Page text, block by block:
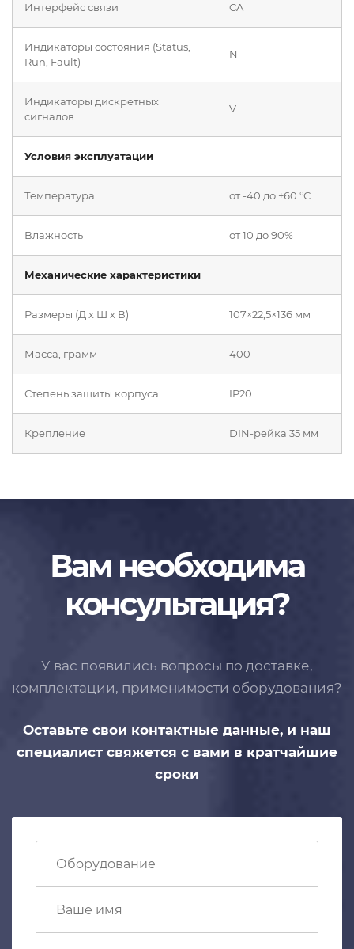
Интерфейс связи CA
Индикаторы состояния (Status,
Run, Fault)
N
Индикаторы дискретных
сигналов
V
Условия эксплуатации
Температура от -40 до +60 °С
Влажность от 10 до 90%
Механические характеристики
Размеры (Д х Ш х В) 107×22,5×136 мм
Масса, грамм 400
Степень защиты корпуса IP20
Крепление DIN-рейка 35 мм
Вам необходима
консультация?
У вас появились вопросы по доставке,
комплектации, применимости оборудования?
Оставьте свои контактные данные, и наш
специалист свяжется с вами в кратчайшие
сроки